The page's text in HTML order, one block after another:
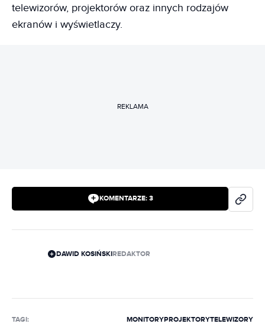
telewizorów, projektorów oraz innych rodzajów
ekranów i wyświetlaczy.
REKLAMA
KOMENTARZE: 3
DAWID KOSIŃSKIREDAKTOR
TAGI: MONITORYPROJEKTORYTELEWIZORY